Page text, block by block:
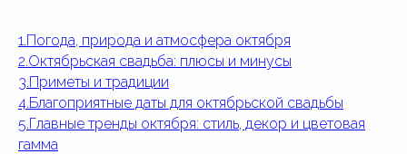
1.Погода, природа и атмосфера октября
2.Октябрьская свадьба: плюсы и минусы
3.Приметы и традиции
4.Благоприятные даты для октябрьской свадьбы
5.Главные тренды октября: стиль, декор и цветовая
гамма